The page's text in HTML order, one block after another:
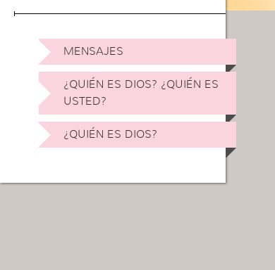
MENSAJES
¿QUIÉN ES DIOS? ¿QUIÉN ES
USTED?
¿QUIÉN ES DIOS?